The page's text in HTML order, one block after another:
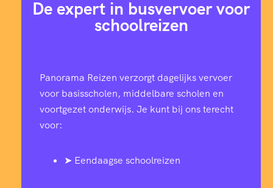
De expert in busvervoer voor
schoolreizen
Panorama Reizen verzorgt dagelijks vervoer
voor basisscholen, middelbare scholen en
voortgezet onderwijs. Je kunt bij ons terecht
voor:
➤ Eendaagse schoolreizen